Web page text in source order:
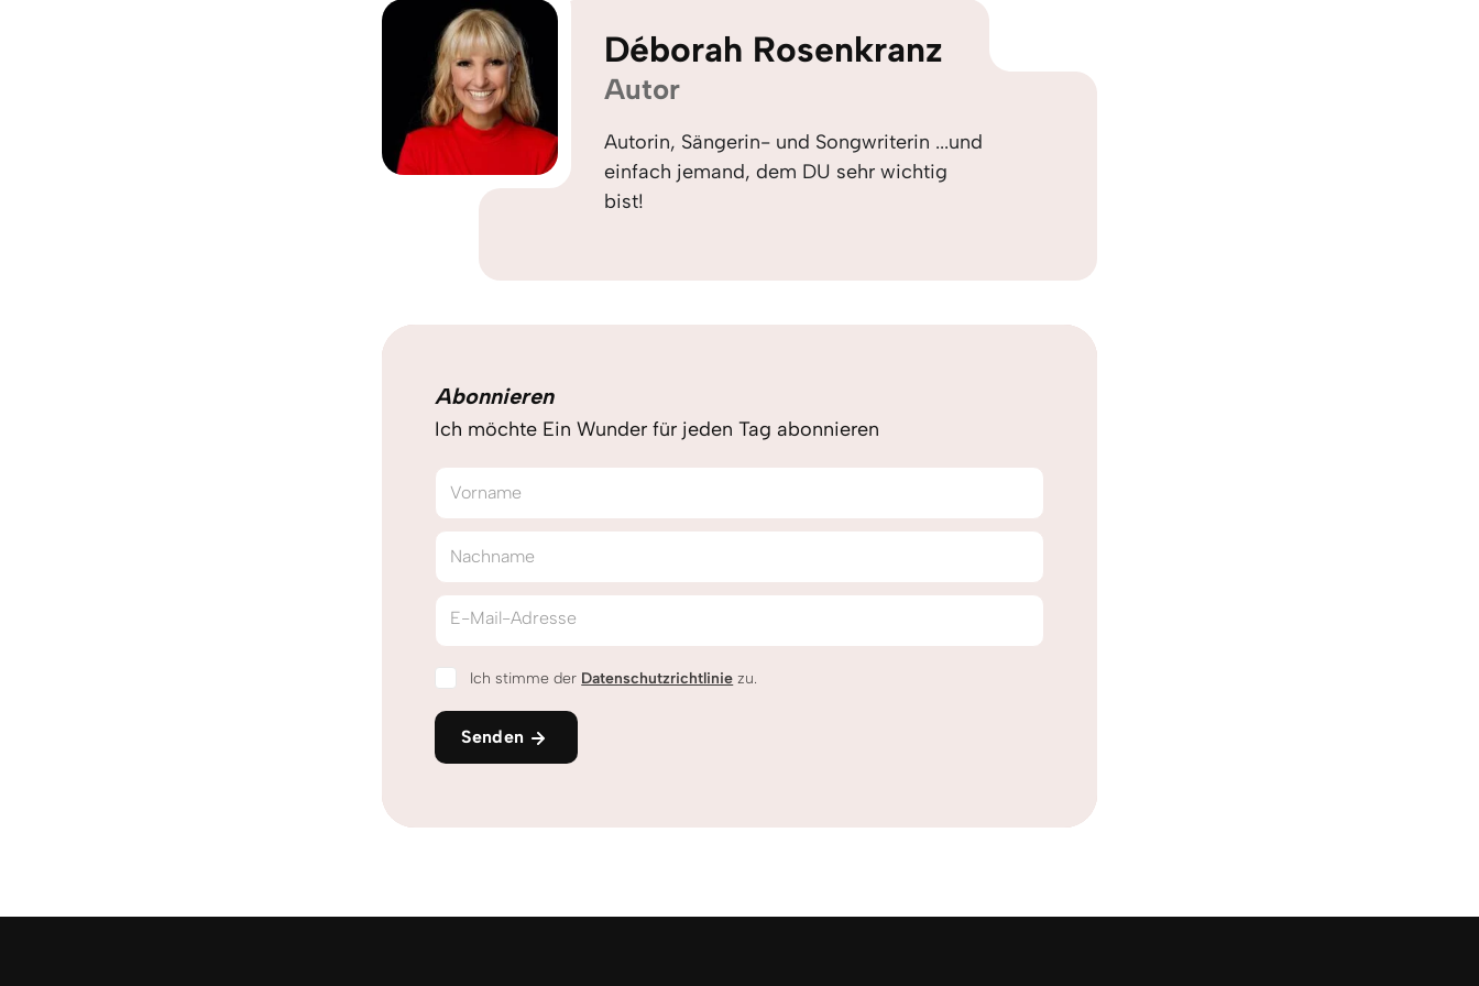
Déborah Rosenkranz
Autor
Autorin, Sängerin- und Songwriterin ...und
einfach jemand, dem DU sehr wichtig
bist!
Abonnieren
Ich möchte Ein Wunder für jeden Tag abonnieren
Vorname
Nachname
E-Mail-Adresse
Ich stimme der Datenschutzrichtlinie zu.
Senden